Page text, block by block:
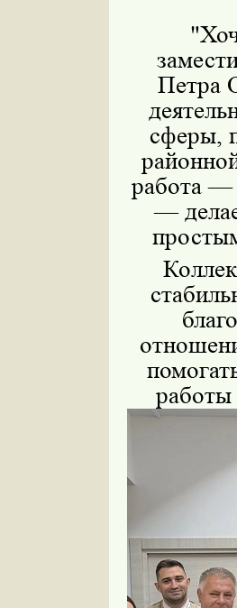
Петра
сферы,
работа —
—
работы